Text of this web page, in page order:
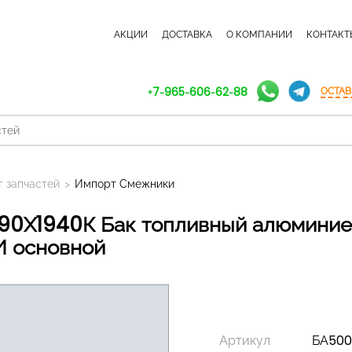
АКЦИИ ДОСТАВКА О КОМПАНИИ
+7-965-606-62-88
запчастей > Импорт Смежники
основной
Артикул